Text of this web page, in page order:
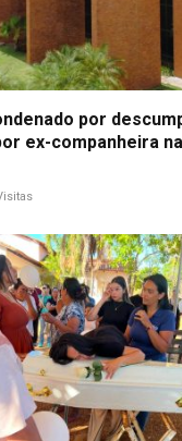
por
ex-companheira